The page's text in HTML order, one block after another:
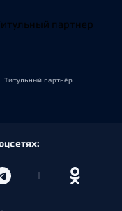
Титульный партнёр